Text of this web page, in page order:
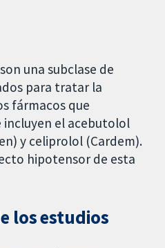
una subclase de
para tratar la
fármacos que
incluyen el acebutolol
y celiprolol (Cardem).
hipotensor de esta
los estudios